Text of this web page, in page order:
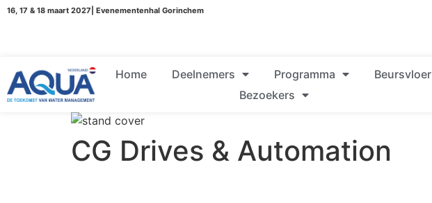
16, 17 & 18 maart 2027| Evenementenhal Gorinchem
Home Deelnemers Programma Beursvloer
Bezoekers
CG Drives & Automation